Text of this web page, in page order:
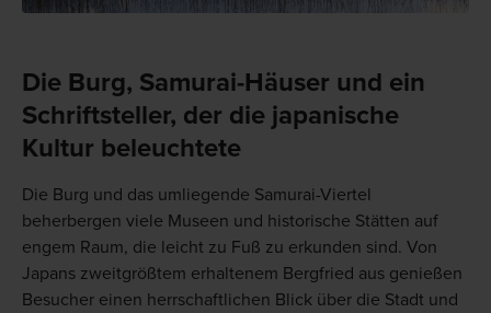
Die Burg, Samurai-Häuser und ein
Schriftsteller, der die japanische
Kultur beleuchtete
Die Burg und das umliegende Samurai-Viertel
beherbergen viele Museen und historische Stätten auf
engem Raum, die leicht zu Fuß zu erkunden sind. Von
Japans zweitgrößtem erhaltenem Bergfried aus genießen
Besucher einen herrschaftlichen Blick über die Stadt und